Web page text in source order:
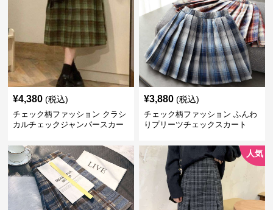
¥4,380 (税込)
チェック柄ファッション クラシ
カルチェックジャンパースカー
¥3,880 (税込)
チェック柄ファッション ふんわ
りプリーツチェックスカート
人気